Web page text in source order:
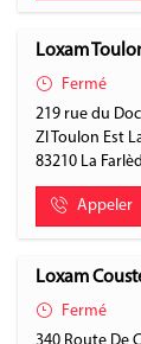
Loxam
Fermé
219 rue du
ZI Toulon Est
83210 La
Appeler
Loxam
Fermé